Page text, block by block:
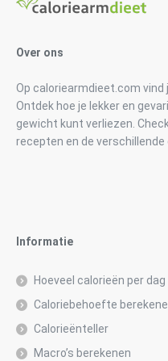
Over ons
Op caloriearmdieet.com vind
Ontdek hoe je lekker en
gewicht kunt verliezen.
recepten en de
Informatie
Hoeveel calorieën per dag
Caloriebehoefte
Calorieënteller
Macro’s berekenen